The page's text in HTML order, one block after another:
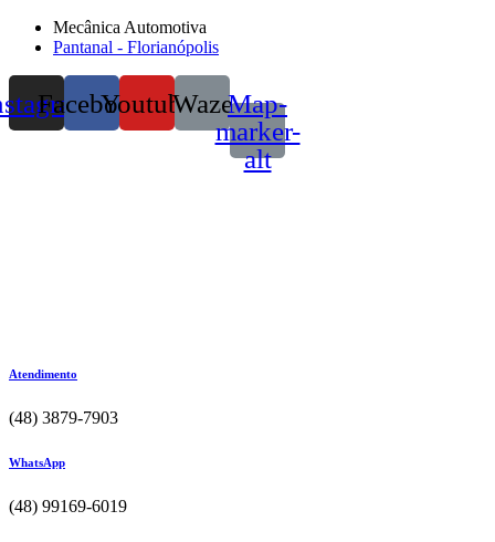
Mecânica Automotiva
Pantanal - Florianópolis
FacebookYoutubeWazeMap-
marker-
alt
Atendimento
(48) 3879-7903
WhatsApp
(48) 99169-6019